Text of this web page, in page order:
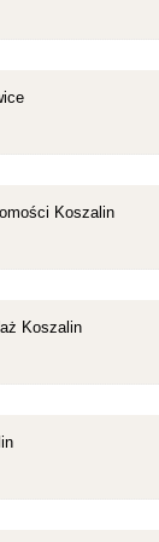
Koszalin
Koszalin